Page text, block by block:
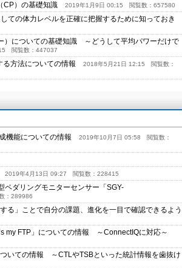
CP）の基礎知識 2019年1月9日 00:15 閲覧数：657580
の体力レベルを正確に把握するために知っておき
）についての基礎知識 ～どうして平均パワーだけで
閲覧数：447037
る方法についての情報 2018年5月21日 12:15 閲覧数：
機能についての情報
2019年10月7日 05:58 閲覧数：
2019年4月13日 09:27 閲覧数：228415
ペダリングモニターセンサー「SGY-
：289986
」ことで自分の課題、進化を一目で確認できるよう
my FTP」についての情報 ～ConnectIQに対応～
いての情報 ～CTLやTSBといった統計情報を歯抜け